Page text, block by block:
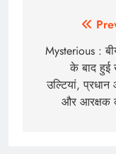
Mysterious :
के बाद
उल्टियां,
और आरक्षक